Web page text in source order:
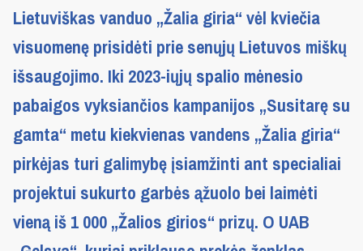
Lietuviškas vanduo „Žalia giria“ vėl kviečia
visuomenę prisidėti prie senųjų Lietuvos miškų
išsaugojimo. Iki 2023-iųjų spalio mėnesio
pabaigos vyksiančios kampanijos „Susitarę su
gamta“ metu kiekvienas vandens „Žalia giria“
pirkėjas turi galimybę įsiamžinti ant specialiai
projektui sukurto garbės ąžuolo bei laimėti
vieną iš 1 000 „Žalios girios“ prizų. O UAB